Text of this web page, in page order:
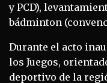
y PCD),
bádminton
Durante el acto
los Juegos,
deportivo de la